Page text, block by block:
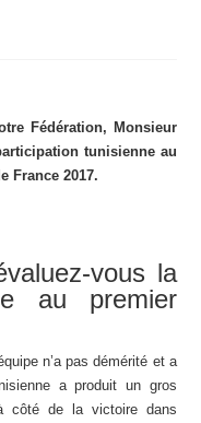
Fédération, Monsieur
tunisienne au
France 2017.
vous la
au premier
n’a pas démérité et a
a produit un gros
côté de la victoire dans